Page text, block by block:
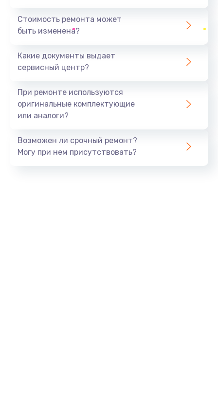
1440 руб.
Ремонт южного моста
Замена батарейки BIOS
Заказать
Стоимость ремонта может
быть изменена?
Какие документы выдает
сервисный центр?
При ремонте используются
оригинальные комплектующие
или аналоги?
Возможен ли срочный ремонт?
Могу при нем присутствовать?